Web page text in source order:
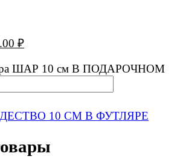
₽
ШАР 10 см В ПОДАРОЧНОМ
10 СМ В ФУТЛЯРЕ